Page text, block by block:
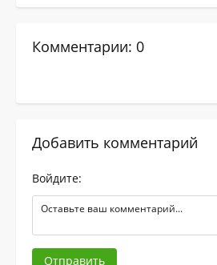
Комментарии: 0
Добавить комментарий
Войдите:
Отправить